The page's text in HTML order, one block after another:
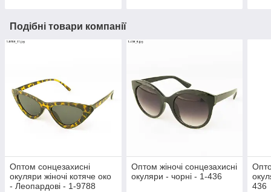
Подібні товари компанії
Оптом сонцезахисні
окуляри жіночі котяче око
- Леопардові - 1-9788
Оптом жіночі сонцезахисні
окуляри - чорні - 1-436
436